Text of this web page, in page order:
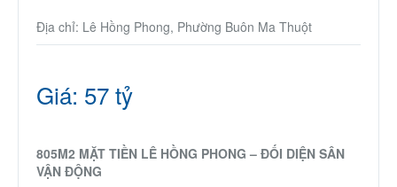
Liên hệ
Địa chỉ: Lê Hồng Phong, Phường Buôn Ma Thuột
Giá: 57 tỷ
805M2 MẶT TIỀN LÊ HỒNG PHONG – ĐỐI DIỆN SÂN
VẬN ĐỘNG